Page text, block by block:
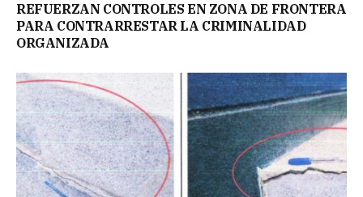
REFUERZAN CONTROLES EN ZONA DE FRONTERA
PARA CONTRARRESTAR LA CRIMINALIDAD
ORGANIZADA